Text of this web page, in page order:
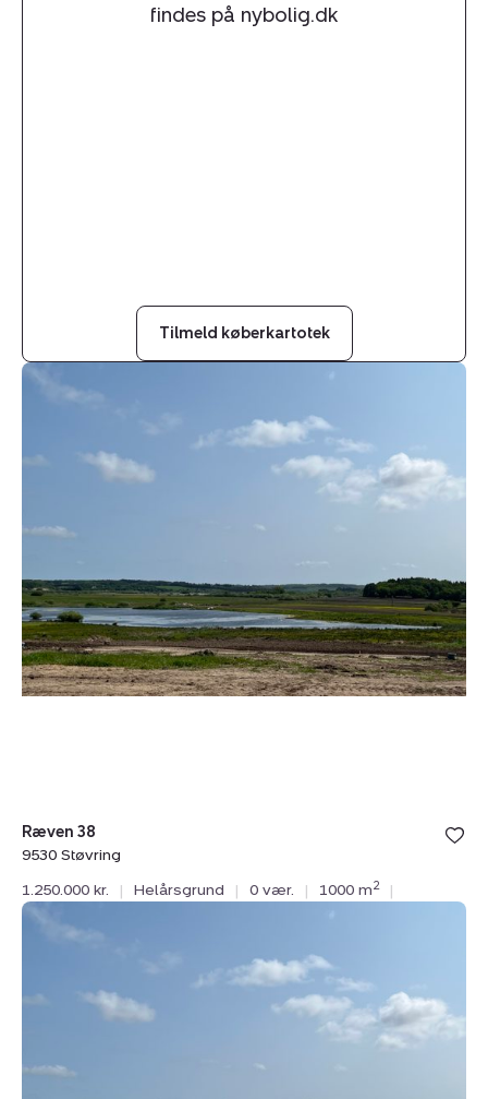
findes på nybolig.dk
Tilmeld køberkartotek
Helårsgrund:
Ræven
9530
Ræven 38
9530 Støvring
1.250.000 kr.
| Helårsgrund | 0 vær. | 1000 m2 |
Helårsgrund:
Ræven
9530